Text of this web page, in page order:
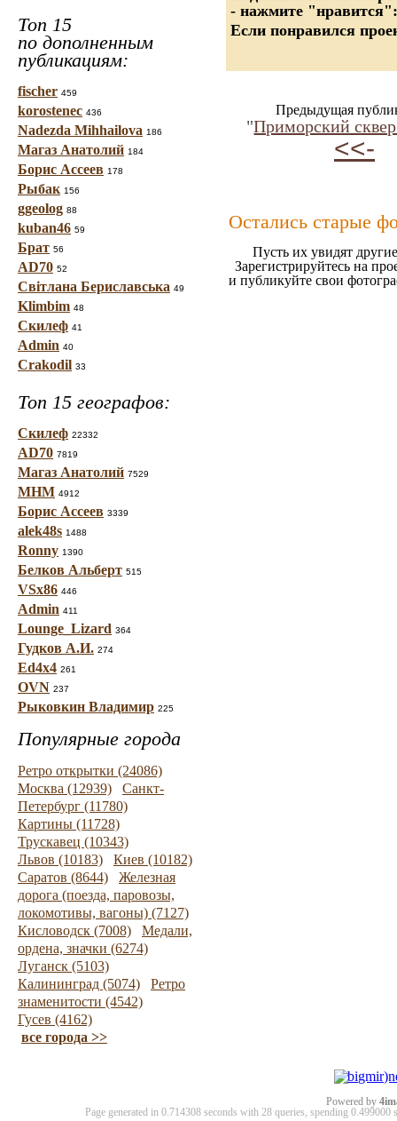
Топ 15
по дополненным
публикациям:
fischer 459
korostenec 436
Nadezda Mihhailova 186
Магаз Анатолий 184
Борис Ассеев 178
Рыбак 156
ggeolog 88
kuban46 59
Брат 56
AD70 52
Світлана Бериславська 49
Klimbim 48
Скилеф 41
Admin 40
Crakodil 33
Топ 15 географов:
Скилеф 22332
AD70 7819
Магаз Анатолий 7529
МНМ 4912
Борис Ассеев 3339
alek48s 1488
Ronny 1390
Белков Альберт 515
VSx86 446
Admin 411
Lounge_Lizard 364
Гудков А.И. 274
Ed4x4 261
OVN 237
Рыковкин Владимир 225
Популярные города
Ретро открытки (24086)
Москва (12939)
Санкт-
Петербург (11780)
Картины (11728)
Трускавец (10343)
Львов (10183)
Киев (10182)
Саратов (8644)
Железная
дорога (поезда, паровозы,
локомотивы, вагоны) (7127)
Кисловодск (7008)
Медали,
ордена, значки (6274)
Луганск (5103)
Калининград (5074)
Ретро
знаменитости (4542)
Гусев (4162)
все города >>
- нажмите "нравится":
Если понравился
Предыдущая
"Приморский
<<-
Остались старые
Пусть их увидят
Зарегистрируйтесь на
и публикуйте свои
Powered by
Page generated in 0.714308 seconds with 28 queries, spending